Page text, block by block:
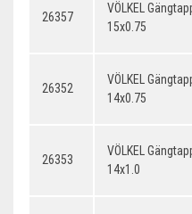
26357
VÖLKEL
15x0.75
26352
VÖLKEL
14x0.75
26353
VÖLKEL
14x1.0